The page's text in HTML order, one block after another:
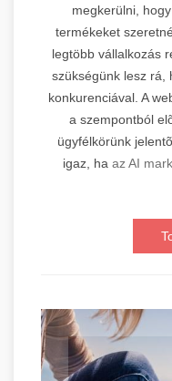
megkerülni,
termékeket
legtöbb vállalkozás
szükségünk lesz rá,
konkurenciával. A
a szempontból
ügyfélkörünk
igaz, ha az AI